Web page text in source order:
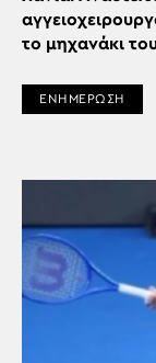
το μηχανάκι
ΕΝΗΜΕΡΩΣΗ